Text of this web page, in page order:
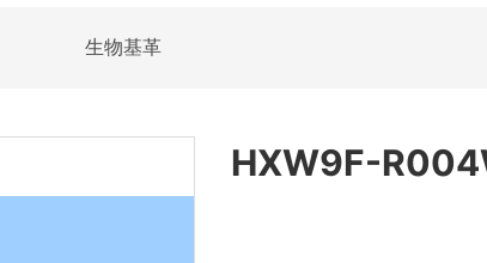
生物基革
HXW9F-